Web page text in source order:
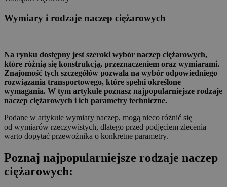
Wymiary i rodzaje naczep ciężarowych
Na rynku dostępny jest szeroki wybór naczep ciężarowych,
które różnią się konstrukcją, przeznaczeniem oraz wymiarami.
Znajomość tych szczegółów pozwala na wybór odpowiedniego
rozwiązania transportowego, które spełni określone
wymagania. W tym artykule poznasz najpopularniejsze rodzaje
naczep ciężarowych i ich parametry techniczne.
Podane w artykule wymiary naczep, mogą nieco różnić się
od wymiarów rzeczywistych, dlatego przed podjęciem zlecenia
warto dopytać przewoźnika o konkretne parametry.
Poznaj najpopularniejsze rodzaje naczep
ciężarowych: